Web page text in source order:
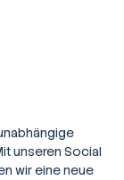
unseren Social
wir eine neue